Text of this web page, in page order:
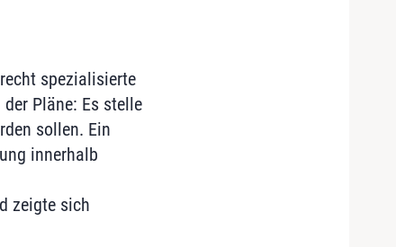
spezialisierte
Pläne: Es stelle
sollen. Ein
innerhalb
zeigte sich